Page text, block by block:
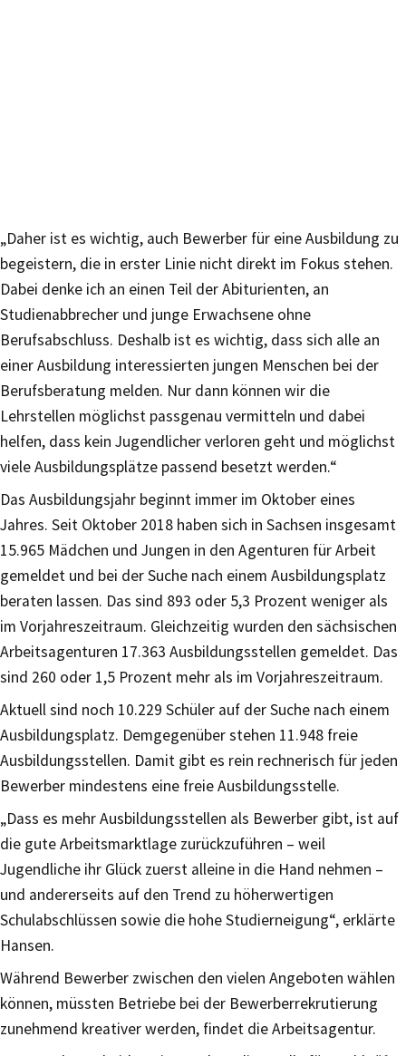
„Daher ist es wichtig, auch Bewerber für eine Ausbildung zu
begeistern, die in erster Linie nicht direkt im Fokus stehen.
Dabei denke ich an einen Teil der Abiturienten, an
Studienabbrecher und junge Erwachsene ohne
Berufsabschluss. Deshalb ist es wichtig, dass sich alle an
einer Ausbildung interessierten jungen Menschen bei der
Berufsberatung melden. Nur dann können wir die
Lehrstellen möglichst passgenau vermitteln und dabei
helfen, dass kein Jugendlicher verloren geht und möglichst
viele Ausbildungsplätze passend besetzt werden.“
Das Ausbildungsjahr beginnt immer im Oktober eines
Jahres. Seit Oktober 2018 haben sich in Sachsen insgesamt
15.965 Mädchen und Jungen in den Agenturen für Arbeit
gemeldet und bei der Suche nach einem Ausbildungsplatz
beraten lassen. Das sind 893 oder 5,3 Prozent weniger als
im Vorjahreszeitraum. Gleichzeitig wurden den sächsischen
Arbeitsagenturen 17.363 Ausbildungsstellen gemeldet. Das
sind 260 oder 1,5 Prozent mehr als im Vorjahreszeitraum.
Aktuell sind noch 10.229 Schüler auf der Suche nach einem
Ausbildungsplatz. Demgegenüber stehen 11.948 freie
Ausbildungsstellen. Damit gibt es rein rechnerisch für jeden
Bewerber mindestens eine freie Ausbildungsstelle.
„Dass es mehr Ausbildungsstellen als Bewerber gibt, ist auf
die gute Arbeitsmarktlage zurückzuführen – weil
Jugendliche ihr Glück zuerst alleine in die Hand nehmen –
und andererseits auf den Trend zu höherwertigen
Schulabschlüssen sowie die hohe Studierneigung“, erklärte
Hansen.
Während Bewerber zwischen den vielen Angeboten wählen
können, müssten Betriebe bei der Bewerberrekrutierung
zunehmend kreativer werden, findet die Arbeitsagentur.